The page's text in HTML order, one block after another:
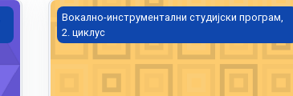
Хармоника, мастер, Благојевић
Вокално-инструментални студијски програм,
2. циклус